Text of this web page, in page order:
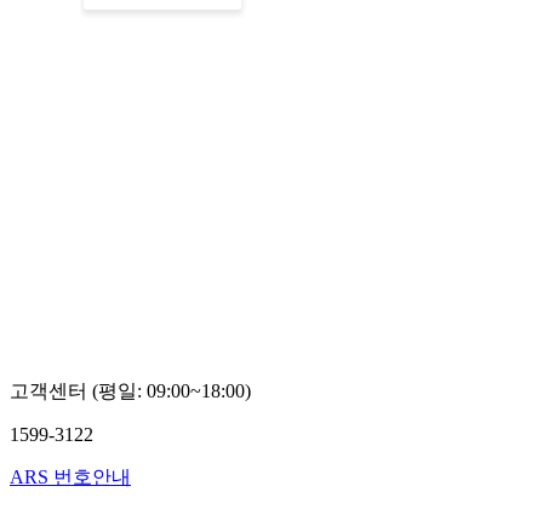
고객센터 (평일: 09:00~18:00)
1599-3122
ARS 번호안내